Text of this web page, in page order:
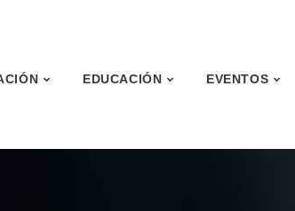
EDUCACIÓN EVENTOS